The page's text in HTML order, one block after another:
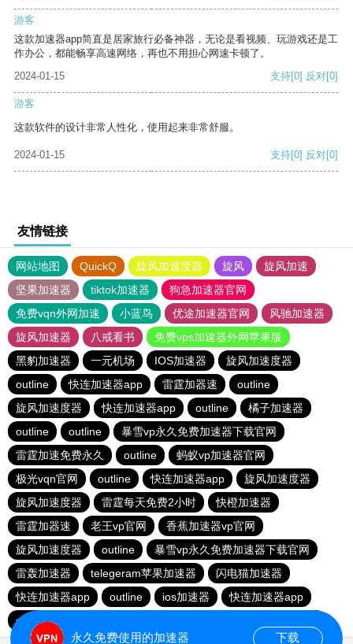
游客
这款加速器app简直是居家旅行必备神器，无论是看视频、玩游戏还是工
作办公，都能畅享高速网络，再也不用担心网速卡顿了。
2024-01-15
支持[0] 反对[0]
游客
这款软件的设计非常人性化，使用起来非常舒服。
2024-01-15 支持[0] 反对[0]
友情链接
网站地图 QuickQ 旋风加速度器 旋风
旋风加速
坚果加速器
tiktok加速器
狗急加速器官网
免费vqn外网加速
小蓝鸟 优途加速器官网
风驰加速器
旋风加速器
八戒看书
免费vps加速器外网苹果版
黑豹加速器
一元机场 IOS加速器
旋风加速度器
outline
快连加速器app 雷霆加器速
outline
旋风加速度器
快连加速器app outline
橘子加速器
outline
outline
暴雪vp永久免费加速器下载官网
雷霆加速免费永久
outline
蚂蚁vp加速器官网
极光vqn官网
outline 快连加速器app
旋风加速度器
旋风加速度器
雷霆每天免费2小时
快橙加速器
雷霆加器速
老王vp官网
香蕉加速器vp官网
旋风加速度器
outline
暴雪vp永久免费加速器下载官网
雷轰加速器
telegeram苹果加速器
闪电猫加速器
快连加速器app
outline ios加速器
快连加速器app
outline
永久免费使用的加速器 下载